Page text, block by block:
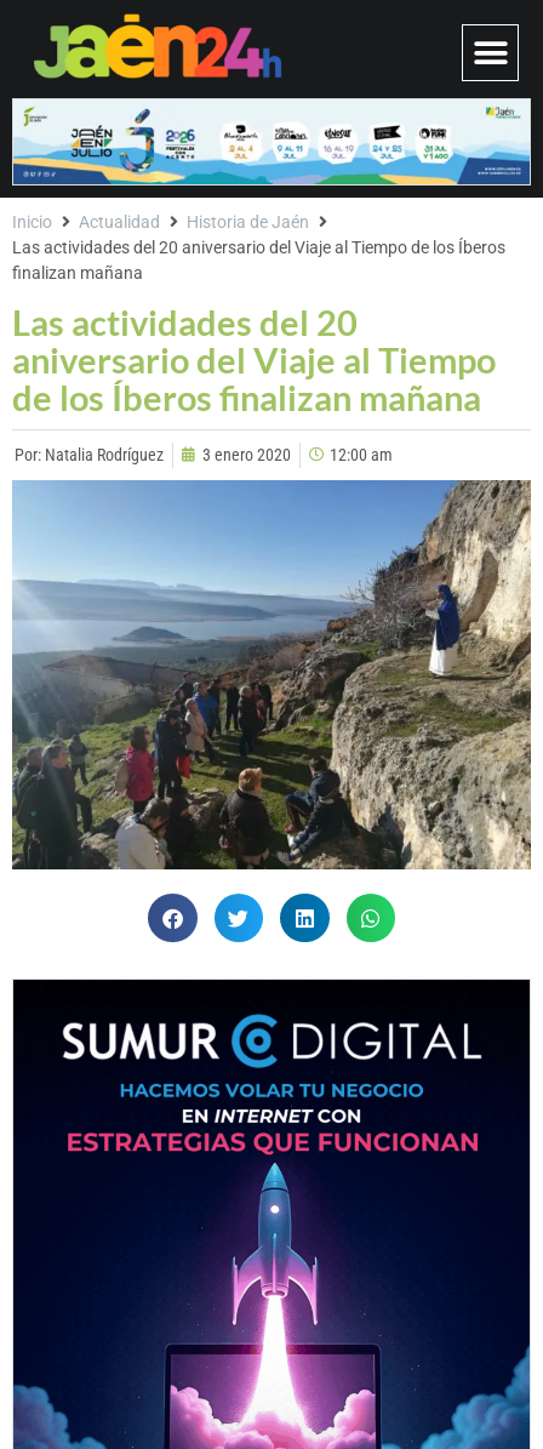
Las actividades del 20
aniversario del Viaje al Tiempo
de los Íberos finalizan mañana
Inicio Actualidad
Historia de Jaén
Las actividades del 20 aniversario del Viaje al Tiempo de los Íberos
finalizan mañana
Por: Natalia Rodríguez 3 enero 2020 12:00 am